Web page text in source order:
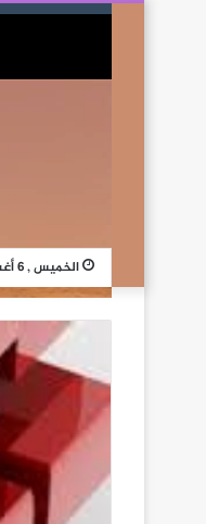
الخميس , 6 أغسطس 2026